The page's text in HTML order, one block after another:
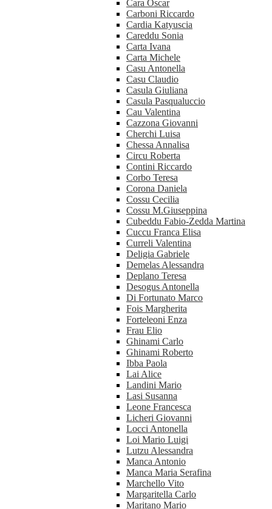
Cara Oscar
Carboni Riccardo
Cardia Katyuscia
Careddu Sonia
Carta Ivana
Carta Michele
Casu Antonella
Casu Claudio
Casula Giuliana
Casula Pasqualuccio
Cau Valentina
Cazzona Giovanni
Cherchi Luisa
Chessa Annalisa
Circu Roberta
Contini Riccardo
Corbo Teresa
Corona Daniela
Cossu Cecilia
Cossu M.Giuseppina
Cubeddu Fabio-Zedda Martina
Cuccu Franca Elisa
Curreli Valentina
Deligia Gabriele
Demelas Alessandra
Deplano Teresa
Desogus Antonella
Di Fortunato Marco
Fois Margherita
Forteleoni Enza
Frau Elio
Ghinami Carlo
Ghinami Roberto
Ibba Paola
Lai Alice
Landini Mario
Lasi Susanna
Leone Francesca
Licheri Giovanni
Locci Antonella
Loi Mario Luigi
Lutzu Alessandra
Manca Antonio
Manca Maria Serafina
Marchello Vito
Margaritella Carlo
Maritano Mario